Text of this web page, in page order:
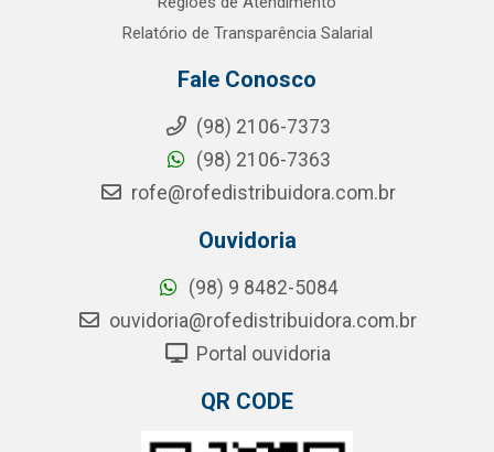
Relatório de Transparência Salarial
Fale Conosco
(98) 2106-7373
(98) 2106-7363
rofe@rofedistribuidora.com.br
Ouvidoria
(98) 9 8482-5084
ouvidoria@rofedistribuidora.com.br
Portal ouvidoria
QR CODE